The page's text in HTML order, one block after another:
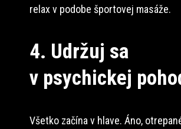
relax v podobe športovej masáže.
4. Udržuj sa
v psychickej
Všetko začína v hlave. Áno,